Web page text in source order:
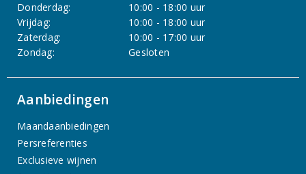
Donderdag:
10:00 - 18:00 uur
Vrijdag:
10:00 - 18:00 uur
Zaterdag:
10:00 - 17:00 uur
Zondag:
Gesloten
Aanbiedingen
Maandaanbiedingen
Persreferenties
Exclusieve wijnen